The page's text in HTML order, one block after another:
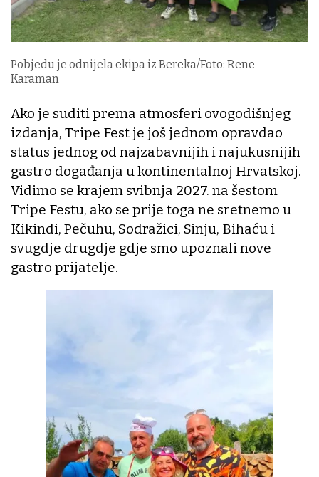
Pobjedu je odnijela ekipa iz Bereka/Foto: Rene
Karaman
Ako je suditi prema atmosferi ovogodišnjeg
izdanja, Tripe Fest je još jednom opravdao
status jednog od najzabavnijih i najukusnijih
gastro događanja u kontinentalnoj Hrvatskoj.
Vidimo se krajem svibnja 2027. na šestom
Tripe Festu, ako se prije toga ne sretnemo u
Kikindi, Pečuhu, Sodražici, Sinju, Bihaću i
svugdje drugdje gdje smo upoznali nove
gastro prijatelje.